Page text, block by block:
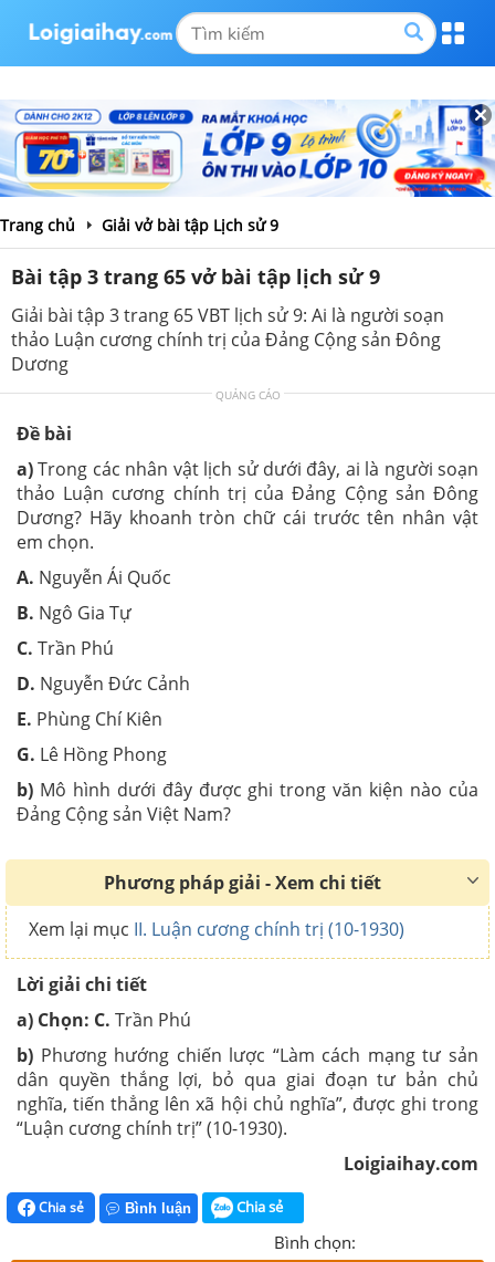
Trang chủ Giải vở bài tập Lịch sử 9
Bài tập 3 trang 65 vở bài tập lịch sử 9
Giải bài tập 3 trang 65 VBT lịch sử 9: Ai là người soạn
thảo Luận cương chính trị của Đảng Cộng sản Đông
Dương
QUẢNG CÁO
Đề bài
a)Trong các nhân vật lịch sử dưới đây, ai là người soạn
thảo Luận cương chính trị của Đảng Cộng sản Đông
Dương? Hãy khoanh tròn chữ cái trước tên nhân vật
em chọn.
A. Nguyễn Ái Quốc
B. Ngô Gia Tự
C. Trần Phú
D. Nguyễn Đức Cảnh
E. Phùng Chí Kiên
G. Lê Hồng Phong
b) Mô hình dưới đây được ghi trong văn kiện nào của
Đảng Cộng sản Việt Nam?
Phương pháp giải - Xem chi tiết
Xem lại mục II. Luận cương chính trị (10-1930)
Lời giải chi tiết
a) Chọn: C. Trần Phú
b) Phương hướng chiến lược “Làm cách mạng tư sản
dân quyền thắng lợi, bỏ qua giai đoạn tư bản chủ
nghĩa, tiến thẳng lên xã hội chủ nghĩa”, được ghi trong
“Luận cương chính trị” (10-1930).
Loigiaihay.com
Chia sẻ Bình luận Chia sẻ
Bình chọn: